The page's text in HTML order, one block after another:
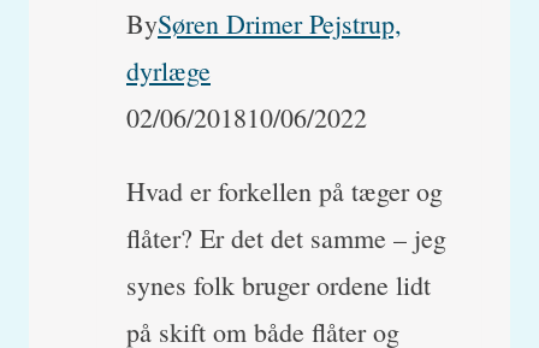
BySøren Drimer Pejstrup,
dyrlæge
02/06/201810/06/2022
Hvad er forkellen på tæger og
flåter? Er det det samme – jeg
synes folk bruger ordene lidt
på skift om både flåter og